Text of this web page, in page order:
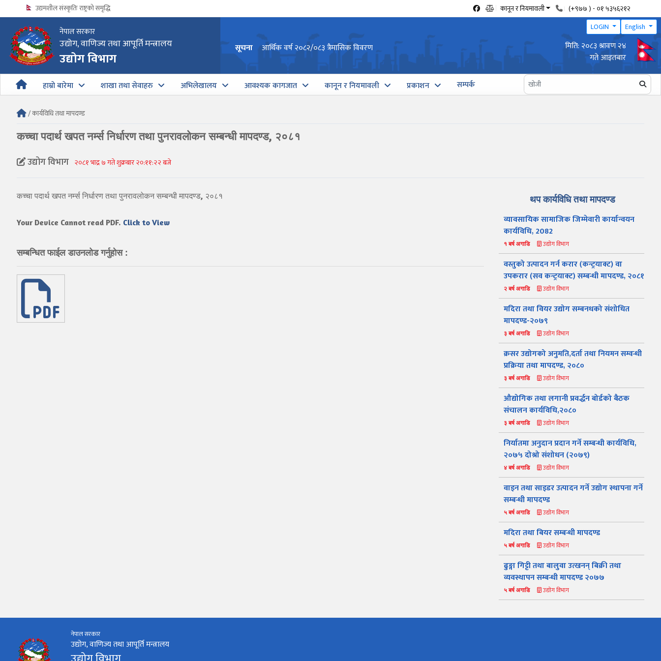
उद्यमशील संस्कृतिः राष्ट्रको समृद्धि कानून र नियमावली (+९७७ ) - ०१ ५३५६२१२
नेपाल सरकार
उद्योग, वाणिज्य तथा आपूर्ति मन्त्रालय
उद्योग विभाग
LOGIN English
सूचना
उद्योग विभागको अत्यन्त जरुरी सूचना आर्थिक वर्ष २०८२/०८३ त्रैमासिक विवरण वार्षिक उद्योग प्रगति प्रतिवेदन पेश गर्ने सम्बन्धी सूचना
मिति: २०८३ श्रावण २४
गते आइतबार
हाम्रो बारेमा शाखा तथा सेवाहरु अभिलेखालय आवश्यक कागजात कानून र नियमावली प्रकाशन सम्पर्क
/ कार्यविधि तथा मापदण्ड
कच्चा पदार्थ खपत नर्म्स निर्धारण तथा पुनरावलोकन सम्बन्धी मापदण्ड, २०८१
उद्योग विभाग २०८१ भाद्र ७ गते शुक्रबार २०:११:२२ बजे
कच्चा पदार्थ खपत नर्म्स निर्धारण तथा पुनरावलोकन सम्बन्धी मापदण्ड, २०८१
Your Device Cannot read PDF. Click to View
सम्बन्धित फाईल डाउनलोड गर्नुहोस :
थप कार्यविधि तथा मापदण्ड
व्यावसायिक सामाजिक जिम्मेवारी कार्यान्वयन
कार्यविधि, 2082
१ बर्ष अगाडि उद्योग विभाग
‍वस्तुको उत्पादन गर्न करार (कन्ट्रयाक्ट) वा
उपकरार (सव कन्ट्रयाक्ट) सम्बन्धी मापदण्ड, २०८१
२ बर्ष अगाडि उद्योग विभाग
मदिरा तथा वियर उद्योग सम्बनधको संशोधित
मापदण्ड-२०७९
३ बर्ष अगाडि उद्योग विभाग
क्रसर उद्योगको अनुमति,दर्ता तथा नियमन सम्वन्धी
प्रक्रिया तथा मापदण्ड, २०८०
३ बर्ष अगाडि उद्योग विभाग
औद्योगिक तथा लगानी प्रवर्द्धन बोर्डको बैठक
संचालन कार्यविधि,२०८०
३ बर्ष अगाडि उद्योग विभाग
निर्यातमा अनुदान प्रदान गर्ने सम्बन्धी कार्यविधि,
२०७५ दोश्रो संशोधन (२०७९)
४ बर्ष अगाडि उद्योग विभाग
वाइन तथा साइडर उत्पादन गर्ने उद्योग स्थापना गर्ने
सम्बन्धी मापदण्ड
५ बर्ष अगाडि उद्योग विभाग
मदिरा तथा बियर सम्बन्धी मापदण्ड
५ बर्ष अगाडि उद्योग विभाग
ढुङ्गा गिट्टी तथा बालुवा उत्खनन् बिक्री तथा
व्यवस्थापन सम्बन्धी मापदण्ड २०७७
५ बर्ष अगाडि उद्योग विभाग
नेपाल सरकार
उद्योग, वाणिज्य तथा आपूर्ति मन्त्रालय